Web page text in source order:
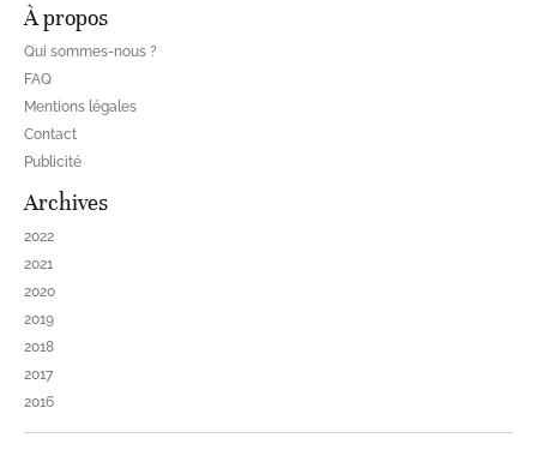
À propos
Qui sommes-nous ?
FAQ
Mentions légales
Contact
Publicité
Archives
2022
2021
2020
2019
2018
2017
2016